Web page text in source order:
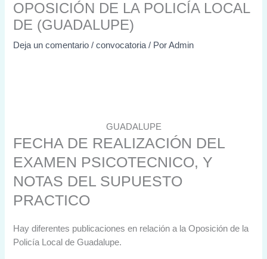
OPOSICIÓN DE LA POLICÍA LOCAL
DE (GUADALUPE)
Deja un comentario /convocatoria/ PorAdmin
GUADALUPE
FECHA DE REALIZACIÓN DEL
EXAMEN PSICOTECNICO, Y
NOTAS DEL SUPUESTO
PRACTICO
Hay diferentes publicaciones en relación a la Oposición de la
Policía Local de Guadalupe.